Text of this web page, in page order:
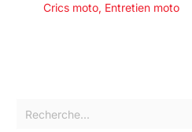
Crics moto, Entretien moto